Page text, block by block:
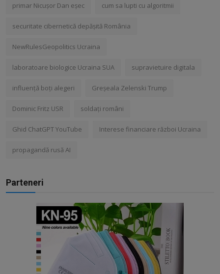
primar Nicușor Dan eșec cum sa lupti cu algoritmii
securitate cibernetică depășită România
NewRulesGeopolitics Ucraina
laboratoare biologice Ucraina SUA supravietuire digitala
influență boți alegeri Greșeala Zelenski Trump
Dominic Fritz USR soldați români
Ghid ChatGPT YouTube Interese financiare război Ucraina
propagandă rusă AI
Parteneri